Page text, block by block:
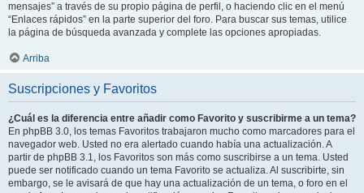
mensajes” a través de su propio página de perfil, o haciendo clic en el menú
“Enlaces rápidos” en la parte superior del foro. Para buscar sus temas, utilice
la página de búsqueda avanzada y complete las opciones apropiadas.
Arriba
Suscripciones y Favoritos
¿Cuál es la diferencia entre añadir como Favorito y suscribirme a un tema?
En phpBB 3.0, los temas Favoritos trabajaron mucho como marcadores para el
navegador web. Usted no era alertado cuando había una actualización. A
partir de phpBB 3.1, los Favoritos son más como suscribirse a un tema. Usted
puede ser notificado cuando un tema Favorito se actualiza. Al suscribirte, sin
embargo, se le avisará de que hay una actualización de un tema, o foro en el